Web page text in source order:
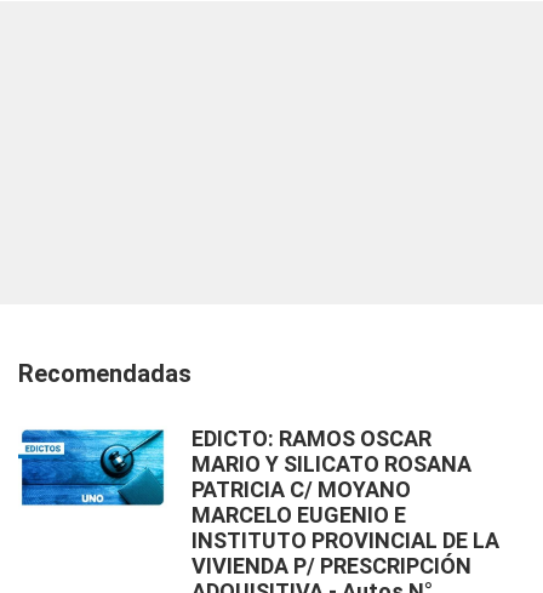
Recomendadas
EDICTO: RAMOS OSCAR
MARIO Y SILICATO ROSANA
PATRICIA C/ MOYANO
MARCELO EUGENIO E
INSTITUTO PROVINCIAL DE LA
VIVIENDA P/ PRESCRIPCIÓN